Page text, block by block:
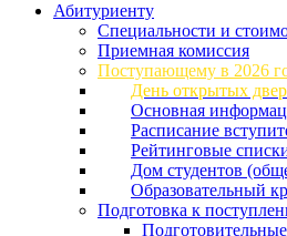
Абитуриенту
Специальности и
Приемная комиссия
Поступающему в 2026
День открытых
Основная
Расписание
Рейтинговые
Дом студентов
Образовательный
Подготовка к